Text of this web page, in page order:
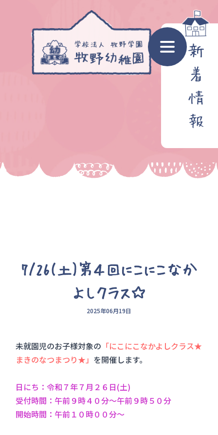
新
着
情
報
7/26(土)第４回にこにこなか
よしクラス☆
2025年06月19日
未就園児のお子様対象の 「にこにこなかよしクラス★
まきのなつまつり★」 を開催します。
日にち：令和７年７月２６日(土)
受付時間：午前９時４０分～午前９時５０分
開始時間：午前１０時００分～